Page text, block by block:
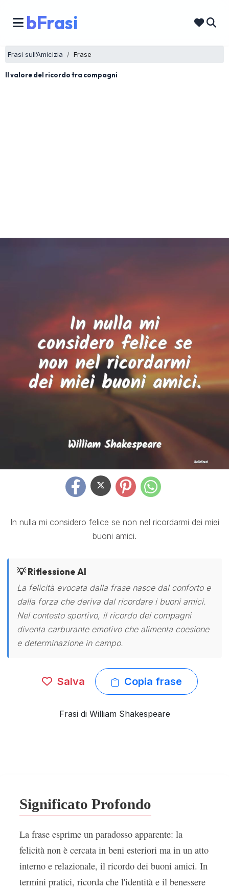
bFrasi
Frasi sull’Amicizia Frase
Il valore del ricordo tra compagni
In nulla mi considero felice se non nel ricordarmi dei miei
buoni amici.
💡 Riflessione AI
La felicità evocata dalla frase nasce dal conforto e
dalla forza che deriva dal ricordare i buoni amici.
Nel contesto sportivo, il ricordo dei compagni
diventa carburante emotivo che alimenta coesione
e determinazione in campo.
Salva Copia frase
Frasi di William Shakespeare
Significato Profondo
La frase esprime un paradosso apparente: la
felicità non è cercata in beni esteriori ma in un atto
interno e relazionale, il ricordo dei buoni amici. In
termini pratici, ricorda che l'identità e il benessere